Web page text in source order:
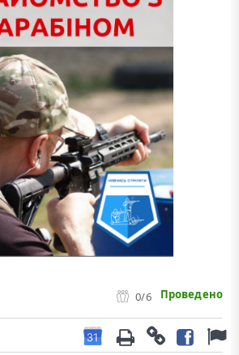
0/6 Проведено